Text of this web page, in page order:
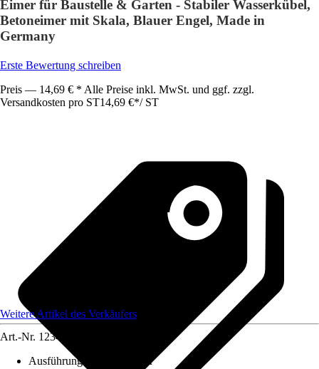
Eimer für Baustelle & Garten - Stabiler Wasserkübel,
Betoneimer mit Skala, Blauer Engel, Made in
Germany
Erste Bewertung schreiben
Preis — 14,69 € * Alle Preise inkl. MwSt. und ggf. zzgl.
Versandkosten pro ST14,69 €*/ ST
Weitere Artikel des Verkäufers
Art.-Nr. 12349996
Ausführung
Anmischeimer